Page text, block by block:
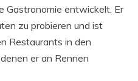
Gastronomie entwickelt. Er
zu probieren und ist
Restaurants in den
er an Rennen